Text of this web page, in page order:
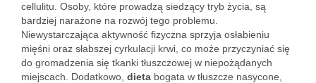
cellulitu. Osoby, które prowadzą siedzący tryb życia, są
bardziej narażone na rozwój tego problemu.
Niewystarczająca aktywność fizyczna sprzyja osłabieniu
mięśni oraz słabszej cyrkulacji krwi, co może przyczyniać się
do gromadzenia się tkanki tłuszczowej w niepożądanych
miejscach. Dodatkowo, dieta bogata w tłuszcze nasycone,